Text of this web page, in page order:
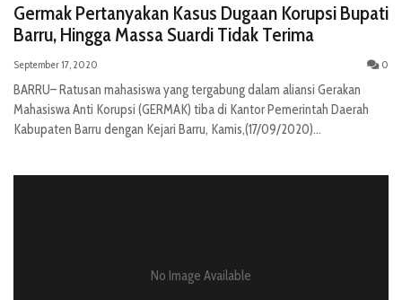
Germak Pertanyakan Kasus Dugaan Korupsi Bupati
Barru, Hingga Massa Suardi Tidak Terima
September 17, 2020 0
BARRU– Ratusan mahasiswa yang tergabung dalam aliansi Gerakan
Mahasiswa Anti Korupsi (GERMAK) tiba di Kantor Pemerintah Daerah
Kabupaten Barru dengan Kejari Barru, Kamis,(17/09/2020)...
No Image Available